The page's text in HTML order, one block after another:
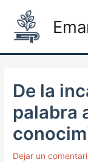
contenido
De la
palabra
Dejar un
navigation